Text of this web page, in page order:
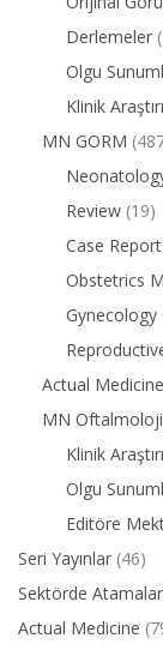
Derlemeler
Olgu
Klinik
MN GORM
Review (19)
Case Report
Obstetrics
Actual Medicine
MN Oftalmoloji
Klinik
Olgu
Editöre
Seri Yayınlar (46)
Sektörde Atamalar
Actual Medicine